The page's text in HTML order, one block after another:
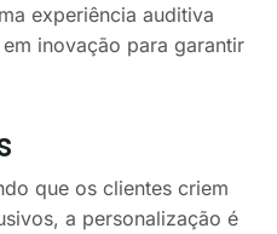
experiência auditiva
inovação para garantir
que os clientes criem
a personalização é